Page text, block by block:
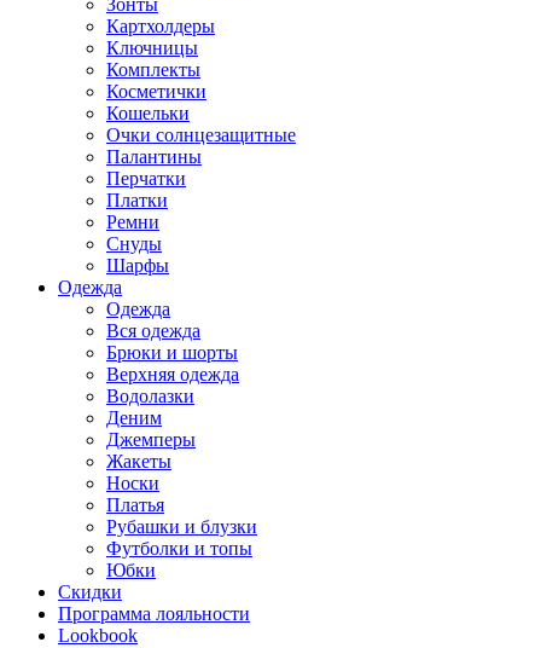
Зонты
Картхолдеры
Ключницы
Комплекты
Косметички
Кошельки
Очки солнцезащитные
Палантины
Перчатки
Платки
Ремни
Снуды
Шарфы
Одежда
Одежда
Вся одежда
Брюки и шорты
Верхняя одежда
Водолазки
Деним
Джемперы
Жакеты
Носки
Платья
Рубашки и блузки
Футболки и топы
Юбки
Скидки
Программа лояльности
Lookbook